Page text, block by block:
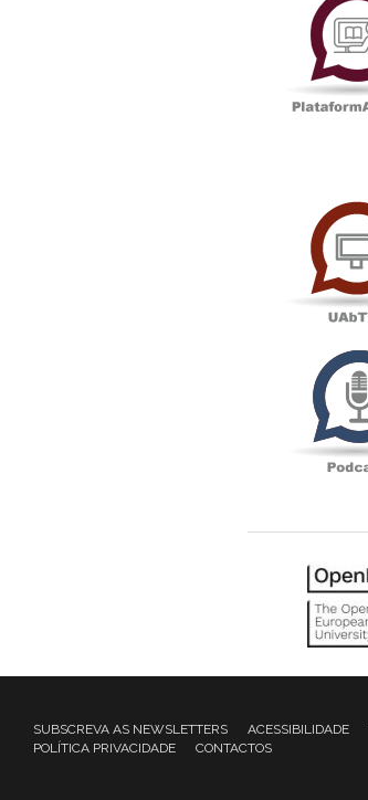
SUBSCREVA AS NEWSLETTERS ACESSIBILIDADE
POLÍTICA PRIVACIDADE
CONTACTOS